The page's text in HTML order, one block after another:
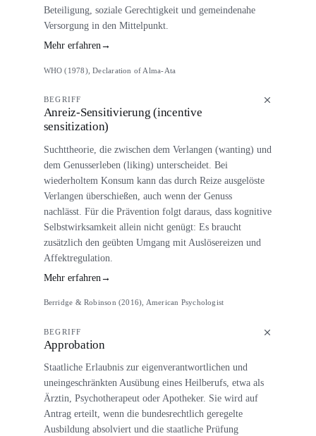
Beteiligung, soziale Gerechtigkeit und gemeindenahe
Versorgung in den Mittelpunkt.
Mehr erfahren→
WHO (1978), Declaration of Alma-Ata
BEGRIFF
Anreiz-Sensitivierung (incentive
sensitization)
Suchttheorie, die zwischen dem Verlangen (wanting) und
dem Genusserleben (liking) unterscheidet. Bei
wiederholtem Konsum kann das durch Reize ausgelöste
Verlangen überschießen, auch wenn der Genuss
nachlässt. Für die Prävention folgt daraus, dass kognitive
Selbstwirksamkeit allein nicht genügt: Es braucht
zusätzlich den geübten Umgang mit Auslösereizen und
Affektregulation.
Mehr erfahren→
Berridge & Robinson (2016), American Psychologist
BEGRIFF
Approbation
Staatliche Erlaubnis zur eigenverantwortlichen und
uneingeschränkten Ausübung eines Heilberufs, etwa als
Ärztin, Psychotherapeut oder Apotheker. Sie wird auf
Antrag erteilt, wenn die bundesrechtlich geregelte
Ausbildung absolviert und die staatliche Prüfung